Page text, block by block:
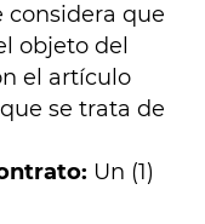
considera que
objeto del
el artículo
se trata de
Un (1)